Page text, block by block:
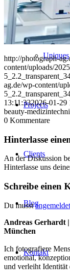
Uniques
Projects
Clients
Blog
Kontakt
http://photograph-
content/uploads/
ag.de/wp-content/
13:11:332026-01-29
beauty-
0 Kommentare
Hinterlasse
An der Diskussion
Hinterlasse uns
Schreibe einen
Du musstangemeldet
Andreas Gerhardt
München
Ich fotografiere
emotional,
und verleiht Identität